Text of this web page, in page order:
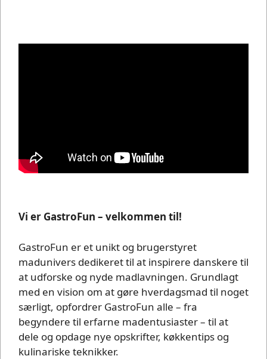
Vi er GastroFun – velkommen til!
GastroFun er et unikt og brugerstyret
madunivers dedikeret til at inspirere danskere til
at udforske og nyde madlavningen. Grundlagt
med en vision om at gøre hverdagsmad til noget
særligt, opfordrer GastroFun alle – fra
begyndere til erfarne madentusiaster – til at
dele og opdage nye opskrifter, køkkentips og
kulinariske teknikker.